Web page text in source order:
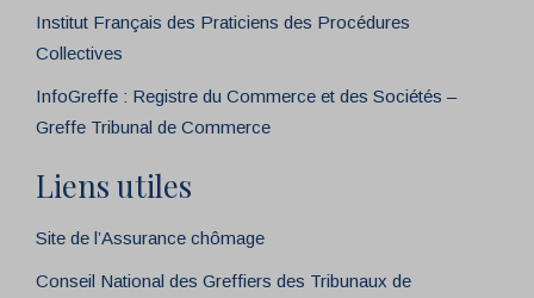
Institut Français des Praticiens des Procédures
Collectives
InfoGreffe : Registre du Commerce et des Sociétés –
Greffe Tribunal de Commerce
Liens utiles
Site de l’Assurance chômage
Conseil National des Greffiers des Tribunaux de